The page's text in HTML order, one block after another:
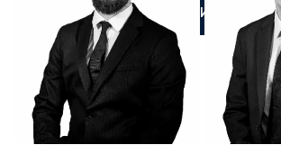
ПОЗВОНИТЕ НАМ